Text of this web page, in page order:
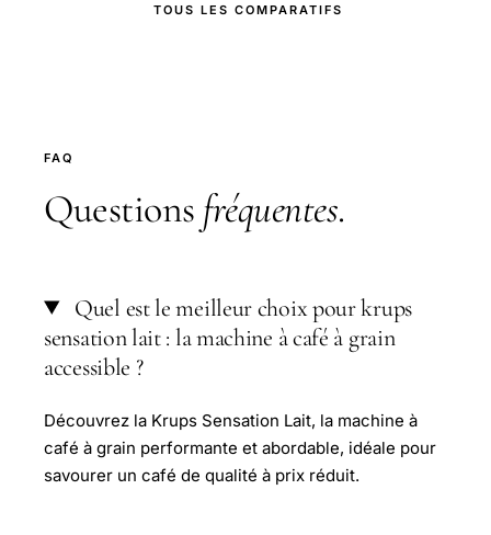
TOUS LES COMPARATIFS
FAQ
Questions fréquentes.
Quel est le meilleur choix pour krups
sensation lait : la machine à café à grain
accessible ?
Découvrez la Krups Sensation Lait, la machine à
café à grain performante et abordable, idéale pour
savourer un café de qualité à prix réduit.